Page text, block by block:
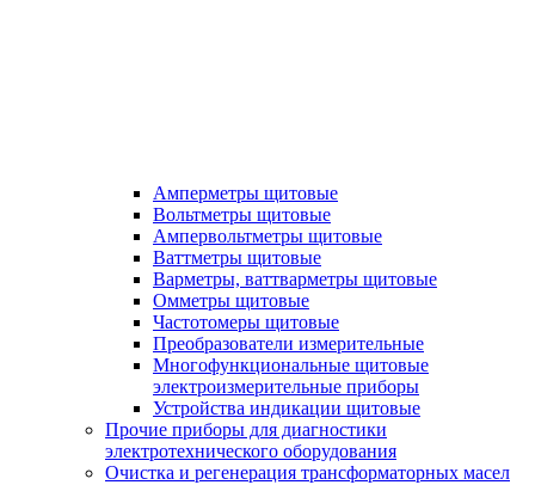
Амперметры щитовые
Вольтметры щитовые
Ампервольтметры щитовые
Ваттметры щитовые
Варметры, ваттварметры щитовые
Омметры щитовые
Частотомеры щитовые
Преобразователи измерительные
Многофункциональные щитовые
электроизмерительные приборы
Устройства индикации щитовые
Прочие приборы для диагностики
электротехнического оборудования
Очистка и регенерация трансформаторных масел